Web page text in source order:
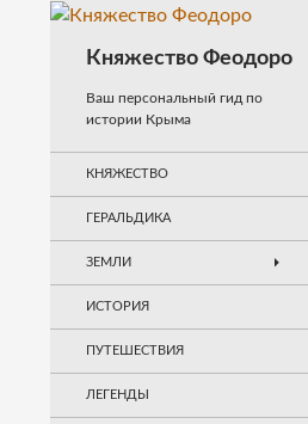
Перейти
Княжество Феодоро
Ваш персональный гид по
истории Крыма
КНЯЖЕСТВО
ГЕРАЛЬДИКА
ЗЕМЛИ
ИСТОРИЯ
ПУТЕШЕСТВИЯ
ЛЕГЕНДЫ